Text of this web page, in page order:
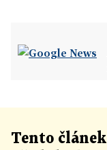
Tento článek